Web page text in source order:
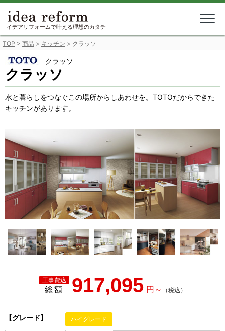
Skip
content
イデアリフォームで叶える理想のカタチ
TOP > 商品 > キッチン > クラッソ
クラッソ
クラッソ
水と暮らしをつなぐこの場所からしあわせを。TOTOだからできた
キッチンがあります。
総額 917,095
【グレード】 ハイグレード